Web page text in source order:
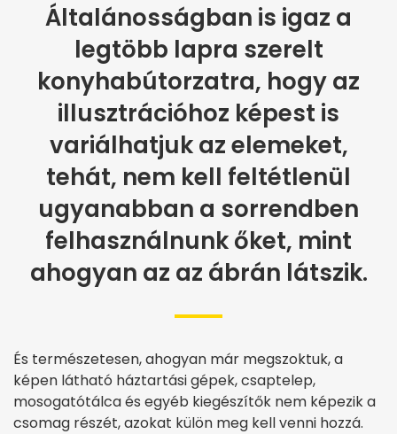
Általánosságban is igaz a
legtöbb lapra szerelt
konyhabútorzatra, hogy az
illusztrációhoz képest is
variálhatjuk az elemeket,
tehát, nem kell feltétlenül
ugyanabban a sorrendben
felhasználnunk őket, mint
ahogyan az az ábrán látszik.
És természetesen, ahogyan már megszoktuk, a
képen látható háztartási gépek, csaptelep,
mosogatótálca és egyéb kiegészítők nem képezik a
csomag részét, azokat külön meg kell venni hozzá.